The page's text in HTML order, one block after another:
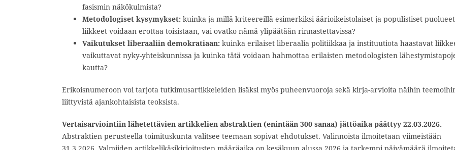
fasismin näkökulmista?
Metodologiset kysymykset: kuinka ja millä kriteereillä esimerkiksi äärioikeistolaiset ja populistiset
liikkeet voidaan erottaa toisistaan, vai ovatko nämä ylipäätään rinnastettavissa?
Vaikutukset liberaaliin demokratiaan: kuinka erilaiset liberaalia politiikkaa ja instituutiota haastavat
vaikuttavat nyky-yhteiskunnissa ja kuinka tätä voidaan hahmottaa erilaisten metodologisten
kautta?
Erikoisnumeroon voi tarjota tutkimusartikkeleiden lisäksi myös puheenvuoroja sekä kirja-arvioita näihin
liittyvistä ajankohtaisista teoksista.
Vertaisarviointiin lähetettävien artikkelien abstraktien (enintään 300 sanaa) jättöaika päättyy 22.03.2026.
Abstraktien perusteella toimituskunta valitsee teemaan sopivat ehdotukset. Valinnoista ilmoitetaan viimeistään